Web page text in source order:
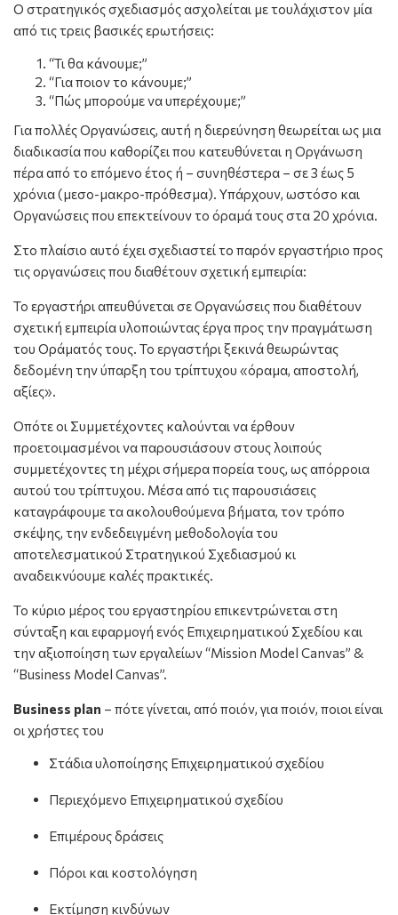
Ο στρατηγικός σχεδιασμός ασχολείται με τουλάχιστον μία
από τις τρεις βασικές ερωτήσεις:
“Τι θα κάνουμε;”
“Για ποιον το κάνουμε;”
“Πώς μπορούμε να υπερέχουμε;”
Για πολλές Οργανώσεις, αυτή η διερεύνηση θεωρείται ως μια
διαδικασία που καθορίζει που κατευθύνεται η Οργάνωση
πέρα από το επόμενο έτος ή – συνηθέστερα – σε 3 έως 5
χρόνια (μεσο-μακρο-πρόθεσμα). Υπάρχουν, ωστόσο και
Οργανώσεις που επεκτείνουν το όραμά τους στα 20 χρόνια.
Στο πλαίσιο αυτό έχει σχεδιαστεί το παρόν εργαστήριο προς
τις οργανώσεις που διαθέτουν σχετική εμπειρία:
Το εργαστήρι απευθύνεται σε Οργανώσεις που διαθέτουν
σχετική εμπειρία υλοποιώντας έργα προς την πραγμάτωση
του Οράματός τους. Το εργαστήρι ξεκινά θεωρώντας
δεδομένη την ύπαρξη του τρίπτυχου «όραμα, αποστολή,
αξίες».
Οπότε οι Συμμετέχοντες καλούνται να έρθουν
προετοιμασμένοι να παρουσιάσουν στους λοιπούς
συμμετέχοντες τη μέχρι σήμερα πορεία τους, ως απόρροια
αυτού του τρίπτυχου. Μέσα από τις παρουσιάσεις
καταγράφουμε τα ακολουθούμενα βήματα, τον τρόπο
σκέψης, την ενδεδειγμένη μεθοδολογία του
αποτελεσματικού Στρατηγικού Σχεδιασμού κι
αναδεικνύουμε καλές πρακτικές.
Το κύριο μέρος του εργαστηρίου επικεντρώνεται στη
σύνταξη και εφαρμογή ενός Επιχειρηματικού Σχεδίου και
την αξιοποίηση των εργαλείων “Mission Model Canvas” &
“Business Model Canvas”.
Business plan – πότε γίνεται, από ποιόν, για ποιόν, ποιοι είναι
οι χρήστες του
Στάδια υλοποίησης Επιχειρηματικού σχεδίου
Περιεχόμενο Επιχειρηματικού σχεδίου
Επιμέρους δράσεις
Πόροι και κοστολόγηση
Εκτίμηση κινδύνων